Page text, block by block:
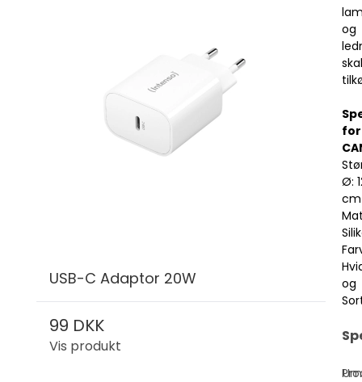
USB-C Adaptor 20W
99 DKK
Vis produkt
og
skal
for
Ø:
cm
og